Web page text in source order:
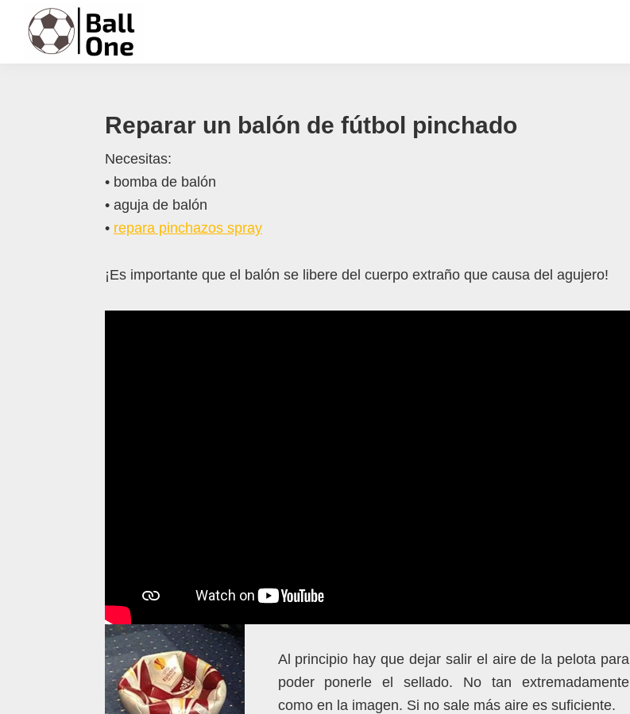
Saltar
Saltar
contenido
Saltar
Saltar
Reparar un balón de fútbol pinchado
Necesitas:
• bomba de balón
• aguja de balón
• repara pinchazos spray
¡Es importante que el balón se libere del cuerpo extraño que causa del agujero!
Al principio hay que dejar salir el aire de la pelota para
poder ponerle el sellado. No tan extremadamente
como en la imagen. Si no sale más aire es suficiente.